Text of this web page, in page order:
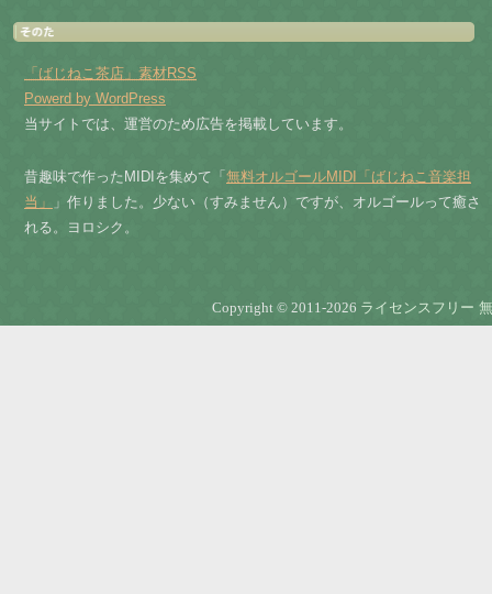
「ばじねこ茶店」素材RSS
Powerd by WordPress
当サイトでは、運営のため広告を掲載しています。
昔趣味で作ったMIDIを集めて「 無料オルゴールMIDI「ばじねこ音楽担
当」
」作りました。少ない（すみません）ですが、オルゴールって癒さ
れる。ヨロシク。
Copyright © 2011-2026 ライセンスフリー